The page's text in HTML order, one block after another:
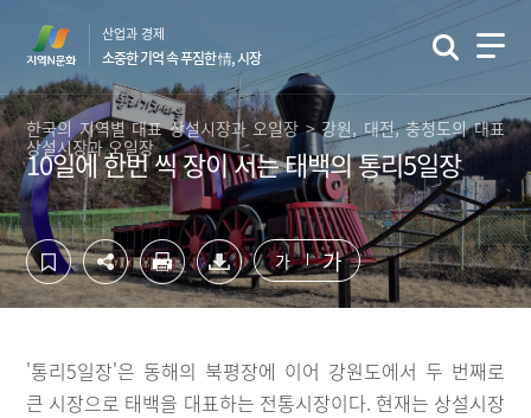
영
역
바
로
가
기
역
바
로
가
기
산업과 경제
소중한 기억 속 푸짐한 情, 시장
한국의 지역별 대표 상설시장과 오일장 > 강원, 대전, 충청도의 대표
상설시장과 오일장
10일에 한번 씩 장이 서는 태백의 통리5일장
가 가
'통리5일장'은 동해의 북평장에 이어 강원도에서 두 번째로
큰 시장으로 태백을 대표하는 전통시장이다. 현재는 상설시장